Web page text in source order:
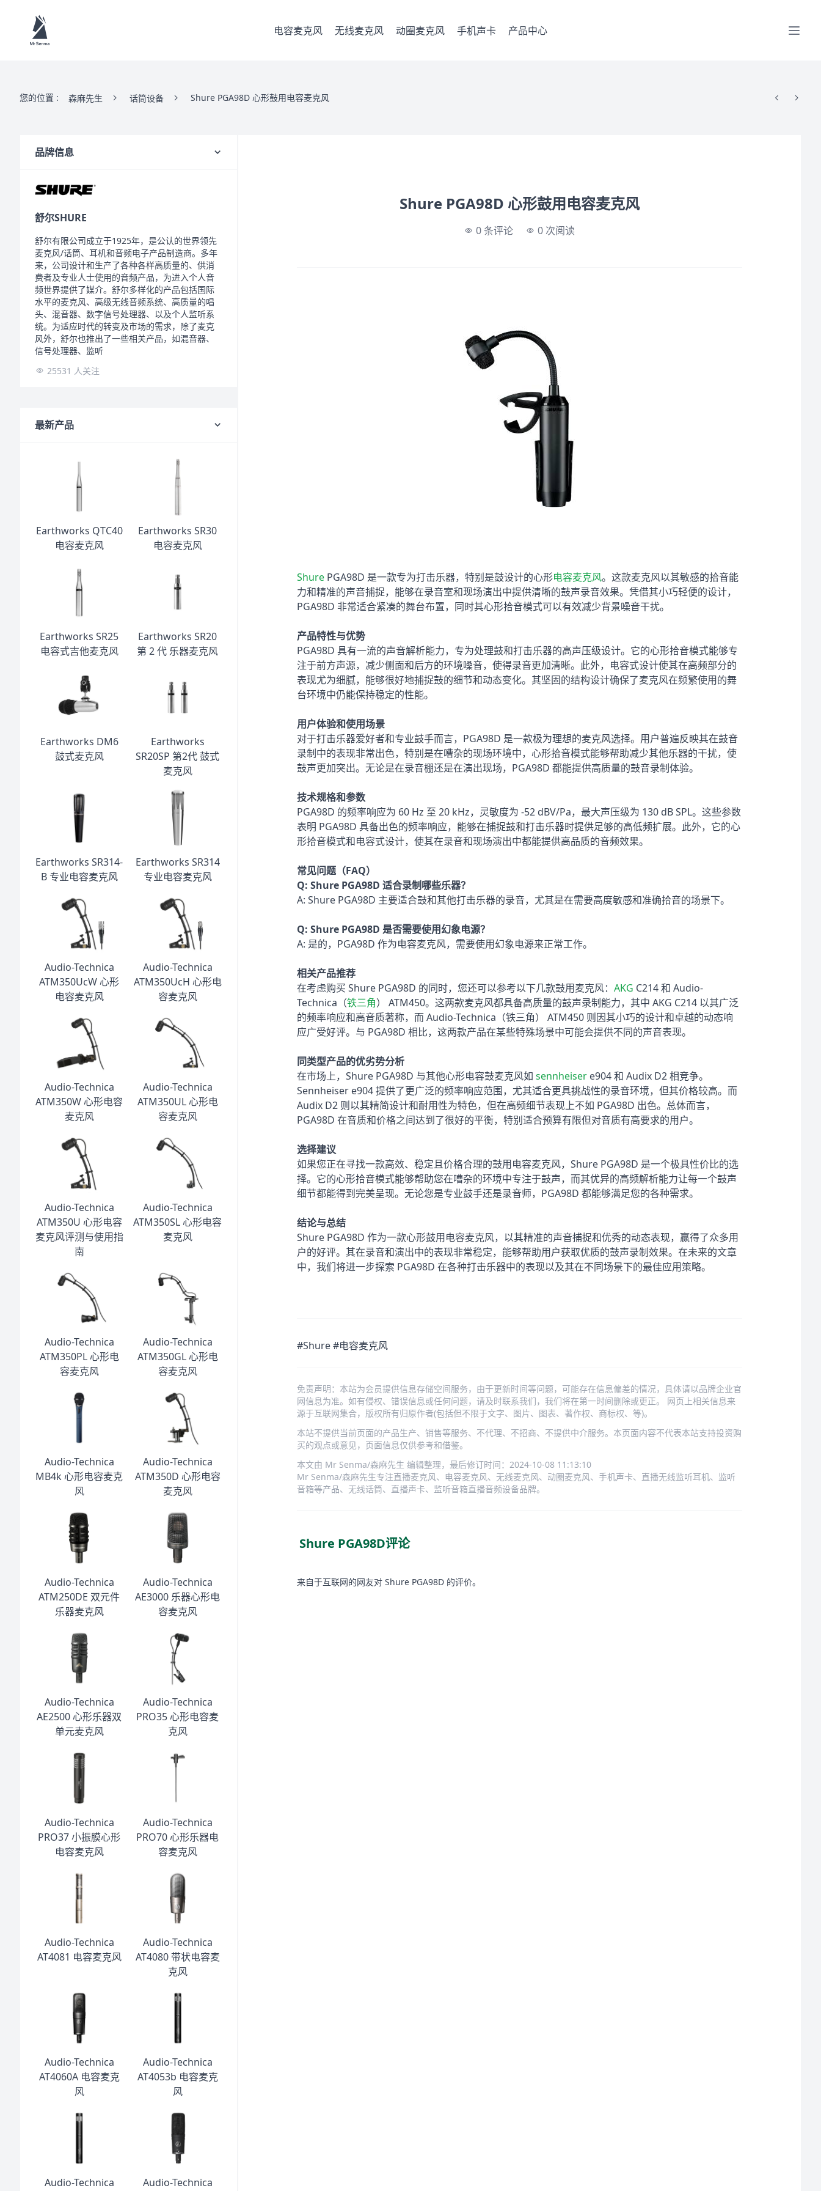
电容麦克风 无线麦克风 动圈麦克风 手机声卡 产品中心
您的位置 : 森麻先生 话筒设备 Shure PGA98D 心形鼓用电容麦克风
品牌信息
舒尔SHURE
舒尔有限公司成立于1925年，是公认的世界领先
麦克风/话筒、耳机和音频电子产品制造商。多年
来，公司设计和生产了各种各样高质量的、供消
费者及专业人士使用的音频产品，为进入个人音
频世界提供了媒介。舒尔多样化的产品包括国际
水平的麦克风、高级无线音频系统、高质量的唱
头、混音器、数字信号处理器、以及个人监听系
统。为适应时代的转变及市场的需求，除了麦克
风外，舒尔也推出了一些相关产品，如混音器、
信号处理器、监听
25531 人关注
最新产品
Earthworks QTC40
电容麦克风
Earthworks SR30
电容麦克风
Earthworks SR25
电容式吉他麦克风
Earthworks SR20
第 2 代 乐器麦克风
Earthworks DM6
鼓式麦克风
Earthworks
SR20SP 第2代 鼓式
麦克风
Earthworks SR314-
B 专业电容麦克风
Earthworks SR314
专业电容麦克风
Audio-Technica
ATM350UcW 心形
电容麦克风
Audio-Technica
ATM350UcH 心形电
容麦克风
Audio-Technica
ATM350W 心形电容
麦克风
Audio-Technica
ATM350UL 心形电
容麦克风
Audio-Technica
ATM350U 心形电容
麦克风评测与使用指
南
Audio-Technica
ATM350SL 心形电容
麦克风
Audio-Technica
ATM350PL 心形电
容麦克风
Audio-Technica
ATM350GL 心形电
容麦克风
Audio-Technica
MB4k 心形电容麦克
风
Audio-Technica
ATM350D 心形电容
麦克风
Audio-Technica
ATM250DE 双元件
乐器麦克风
Audio-Technica
AE3000 乐器心形电
容麦克风
Audio-Technica
AE2500 心形乐器双
单元麦克风
Audio-Technica
PRO35 心形电容麦
克风
Audio-Technica
PRO37 小振膜心形
电容麦克风
Audio-Technica
PRO70 心形乐器电
容麦克风
Audio-Technica
AT4081 电容麦克风
Audio-Technica
AT4080 带状电容麦
克风
Audio-Technica
AT4060A 电容麦克
风
Audio-Technica
AT4053b 电容麦克
风
Audio-Technica
Audio-Technica
Shure PGA98D 心形鼓用电容麦克风
0 条评论 0 次阅读
ShurePGA98D 是一款专为打击乐器，特别是鼓设计的心形电容麦克风。这款麦克风以其敏感的拾音能
力和精准的声音捕捉，能够在录音室和现场演出中提供清晰的鼓声录音效果。凭借其小巧轻便的设计，
PGA98D 非常适合紧凑的舞台布置，同时其心形拾音模式可以有效减少背景噪音干扰。
产品特性与优势
PGA98D 具有一流的声音解析能力，专为处理鼓和打击乐器的高声压级设计。它的心形拾音模式能够专
注于前方声源，减少侧面和后方的环境噪音，使得录音更加清晰。此外，电容式设计使其在高频部分的
表现尤为细腻，能够很好地捕捉鼓的细节和动态变化。其坚固的结构设计确保了麦克风在频繁使用的舞
台环境中仍能保持稳定的性能。
用户体验和使用场景
对于打击乐器爱好者和专业鼓手而言，PGA98D 是一款极为理想的麦克风选择。用户普遍反映其在鼓音
录制中的表现非常出色，特别是在嘈杂的现场环境中，心形拾音模式能够帮助减少其他乐器的干扰，使
鼓声更加突出。无论是在录音棚还是在演出现场，PGA98D 都能提供高质量的鼓音录制体验。
技术规格和参数
PGA98D 的频率响应为 60 Hz 至 20 kHz，灵敏度为 -52 dBV/Pa，最大声压级为 130 dB SPL。这些参数
表明 PGA98D 具备出色的频率响应，能够在捕捉鼓和打击乐器时提供足够的高低频扩展。此外，它的心
形拾音模式和电容式设计，使其在录音和现场演出中都能提供高品质的音频效果。
常见问题（FAQ）
Q: Shure PGA98D 适合录制哪些乐器？
A: Shure PGA98D 主要适合鼓和其他打击乐器的录音，尤其是在需要高度敏感和准确拾音的场景下。
Q: Shure PGA98D 是否需要使用幻象电源？
A: 是的，PGA98D 作为电容麦克风，需要使用幻象电源来正常工作。
相关产品推荐
在考虑购买 Shure PGA98D 的同时，您还可以参考以下几款鼓用麦克风： AKG C214 和 Audio-
Technica（铁三角） ATM450。这两款麦克风都具备高质量的鼓声录制能力，其中 AKG C214 以其广泛
的频率响应和高音质著称，而 Audio-Technica（铁三角） ATM450 则因其小巧的设计和卓越的动态响
应广受好评。与 PGA98D 相比，这两款产品在某些特殊场景中可能会提供不同的声音表现。
同类型产品的优劣势分析
在市场上，Shure PGA98D 与其他心形电容鼓麦克风如 sennheisere904 和 Audix D2 相竞争。
Sennheiser e904 提供了更广泛的频率响应范围，尤其适合更具挑战性的录音环境，但其价格较高。而
Audix D2 则以其精简设计和耐用性为特色，但在高频细节表现上不如 PGA98D 出色。总体而言，
PGA98D 在音质和价格之间达到了很好的平衡，特别适合预算有限但对音质有高要求的用户。
选择建议
如果您正在寻找一款高效、稳定且价格合理的鼓用电容麦克风，Shure PGA98D 是一个极具性价比的选
择。它的心形拾音模式能够帮助您在嘈杂的环境中专注于鼓声，而其优异的高频解析能力让每一个鼓声
细节都能得到完美呈现。无论您是专业鼓手还是录音师，PGA98D 都能够满足您的各种需求。
结论与总结
Shure PGA98D 作为一款心形鼓用电容麦克风，以其精准的声音捕捉和优秀的动态表现，赢得了众多用
户的好评。其在录音和演出中的表现非常稳定，能够帮助用户获取优质的鼓声录制效果。在未来的文章
中，我们将进一步探索 PGA98D 在各种打击乐器中的表现以及其在不同场景下的最佳应用策略。
#Shure #电容麦克风
免责声明：本站为会员提供信息存储空间服务，由于更新时间等问题，可能存在信息偏差的情况，具体请以品牌企业官
网信息为准。如有侵权、错误信息或任何问题，请及时联系我们，我们将在第一时间删除或更正。 网页上相关信息来
源于互联网集合，版权所有归原作者(包括但不限于文字、图片、图表、著作权、商标权、等)。
本站不提供当前页面的产品生产、销售等服务、不代理、不招商、不提供中介服务。本页面内容不代表本站支持投资购
买的观点或意见，页面信息仅供参考和借鉴。
本文由 Mr Senma/森麻先生 编辑整理，最后修订时间：2024-10-08 11:13:10
Mr Senma/森麻先生专注直播麦克风、 电容麦克风、 无线麦克风、 动圈麦克风、手机声卡、直播无线监听耳机、监听
音箱等产品、无线话筒、直播声卡、监听音箱直播音频设备品牌。
Shure PGA98D评论
来自于互联网的网友对 Shure PGA98D 的评价。